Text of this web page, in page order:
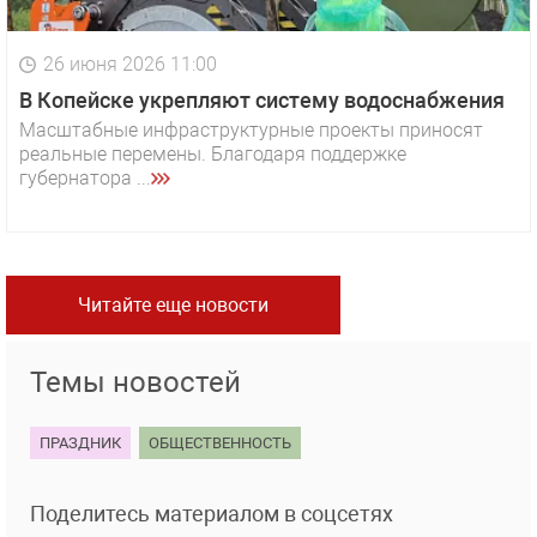
26 июня 2026 11:00
В Копейске укрепляют систему водоснабжения
Масштабные инфраструктурные проекты приносят
реальные перемены. Благодаря поддержке
губернатора ...
Читайте еще новости
Темы новостей
ПРАЗДНИК ОБЩЕСТВЕННОСТЬ
Поделитесь материалом в соцсетях